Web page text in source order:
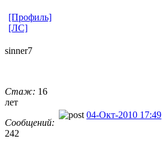
[Профиль]
[ЛС]
sinner7
Стаж: 16
лет
Сообщений:
242
04-Окт-2010 17:49